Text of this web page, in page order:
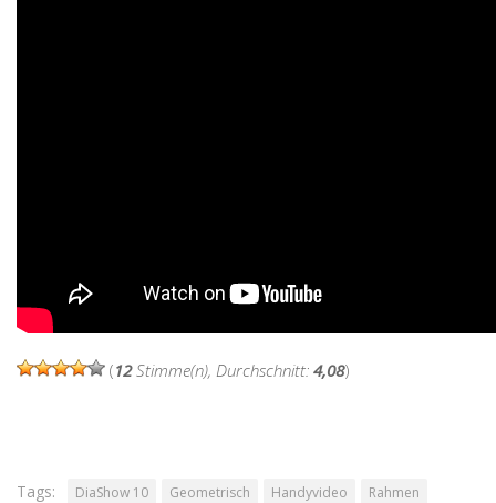
(12Stimme(n), Durchschnitt: 4,08)
Tags: DiaShow 10 Geometrisch Handyvideo
Rahmen